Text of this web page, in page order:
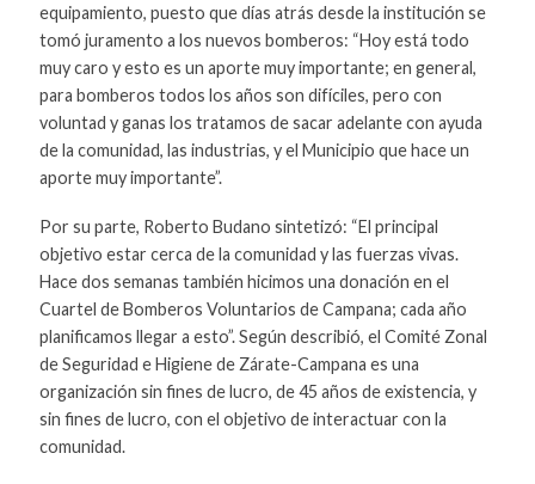
equipamiento, puesto que días atrás desde la institución se
tomó juramento a los nuevos bomberos: “Hoy está todo
muy caro y esto es un aporte muy importante; en general,
para bomberos todos los años son difíciles, pero con
voluntad y ganas los tratamos de sacar adelante con ayuda
de la comunidad, las industrias, y el Municipio que hace un
aporte muy importante”.
Por su parte, Roberto Budano sintetizó: “El principal
objetivo estar cerca de la comunidad y las fuerzas vivas.
Hace dos semanas también hicimos una donación en el
Cuartel de Bomberos Voluntarios de Campana; cada año
planificamos llegar a esto”. Según describió, el Comité Zonal
de Seguridad e Higiene de Zárate-Campana es una
organización sin fines de lucro, de 45 años de existencia, y
sin fines de lucro, con el objetivo de interactuar con la
comunidad.